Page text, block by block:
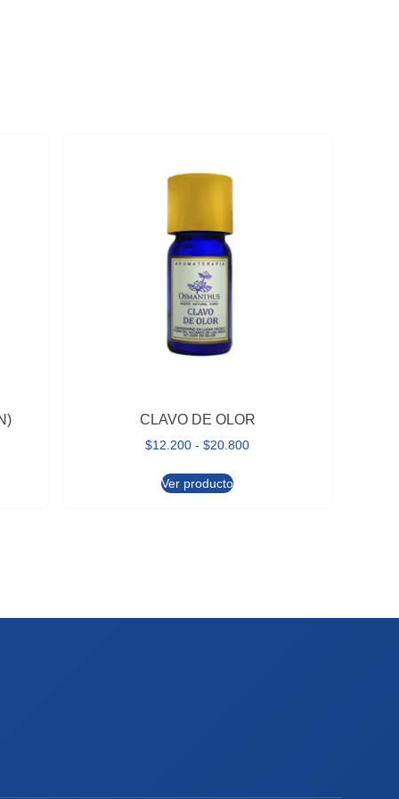
CLAVO DE OLOR
$12.200 - $20.800
Ver producto